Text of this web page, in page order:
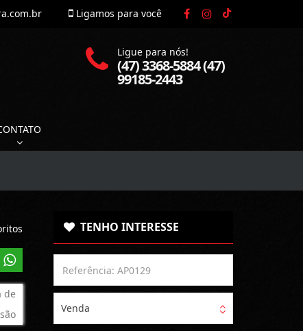
Ligamos para você
Ligue para nós!
(47) 3368-5884 (47)
99185-2443
de
TENHO INTERESSE
Venda